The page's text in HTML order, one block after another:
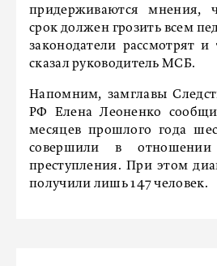
придерживаются мнения,
срок должен грозить всем
законодатели рассмотрят и
сказал руководитель МСБ.
Напомним, замглавы
РФ Елена Леоненко
месяцев прошлого года
совершили в
преступления. При этом
получили лишь 147 человек.